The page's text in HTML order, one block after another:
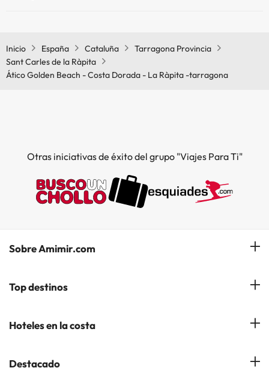
Inicio
España Cataluña
Tarragona Provincia
Sant Carles de la Ràpita
Ático Golden Beach - Costa Dorada - La Ràpita -tarragona
Otras iniciativas de éxito del grupo "Viajes Para Ti"
Sobre Amimir.com
¿Quiénes somos?
Gestionar mi reserva
Top destinos
Hoteles en Salou
Hoteles en la costa
Hoteles en la Costa Azahar
Destacado